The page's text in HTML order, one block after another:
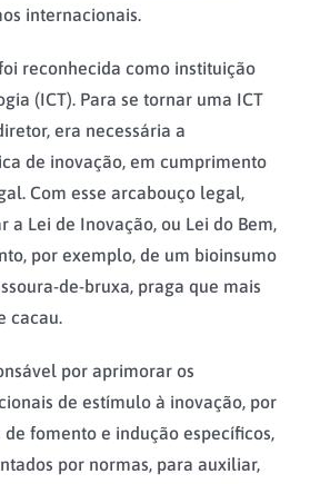
internacionais.
reconhecida como instituição
(ICT). Para se tornar uma ICT
era necessária a
de inovação, em cumprimento
Com esse arcabouço legal,
a Lei de Inovação, ou Lei do Bem,
por exemplo, de um bioinsumo
de-bruxa, praga que mais
cacau.
por aprimorar os
de estímulo à inovação, por
fomento e indução específicos,
por normas, para auxiliar,